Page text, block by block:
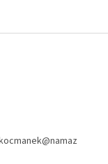
@namaz